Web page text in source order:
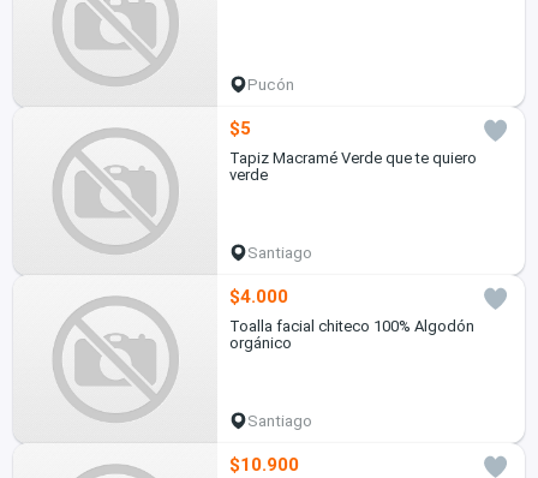
Pucón
$5
Tapiz Macramé Verde que te quiero
verde
Santiago
$4.000
Toalla facial chiteco 100% Algodón
orgánico
Santiago
$10.900